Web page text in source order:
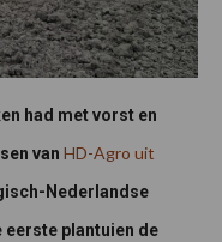
had met vorst en
van HD-Agro uit
Nederlandse
eerste plantuien de